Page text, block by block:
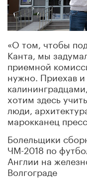
«О том, чтобы
Канта, мы
приемной
нужно. Приехав
хотим здесь
люди,
марокканец
Болельщики
ЧМ-2018 по
Англии на
Волгограде